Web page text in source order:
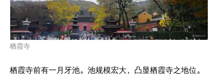
栖霞寺
栖霞寺前有一月牙池。池规模宏大，凸显栖霞寺之地位。